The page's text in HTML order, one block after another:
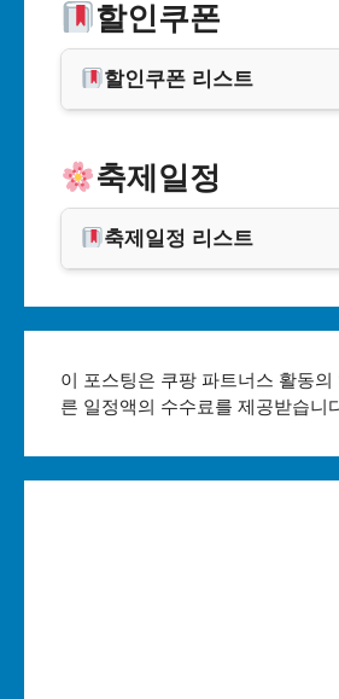
부산광역시
대구광역시
인천광역시
세종특별자치시
경기도
할인쿠폰
할인쿠폰 리스트
쿠팡
클룩
축제일정
축제일정 리스트
대구축제 일정
인천축제 일정
이 포스팅은 쿠팡 파트너스 활동
른 일정액의 수수료를 제공받습니